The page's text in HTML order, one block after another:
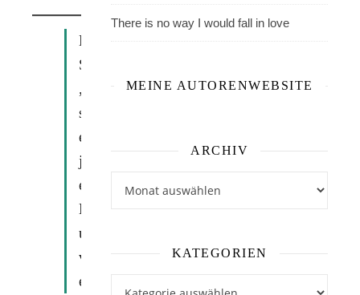
Erster
Satz:
„Ihr
schnappt
euch
jetzt
euren
Boss
und
verpisst
euch.“
There is no way I would fall in love
MEINE AUTORENWEBSITE
ARCHIV
KATEGORIEN